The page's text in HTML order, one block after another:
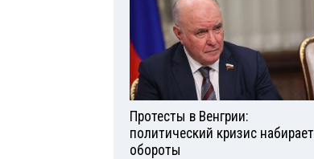
Протесты в Венгрии:
политический кризис набирает
обороты